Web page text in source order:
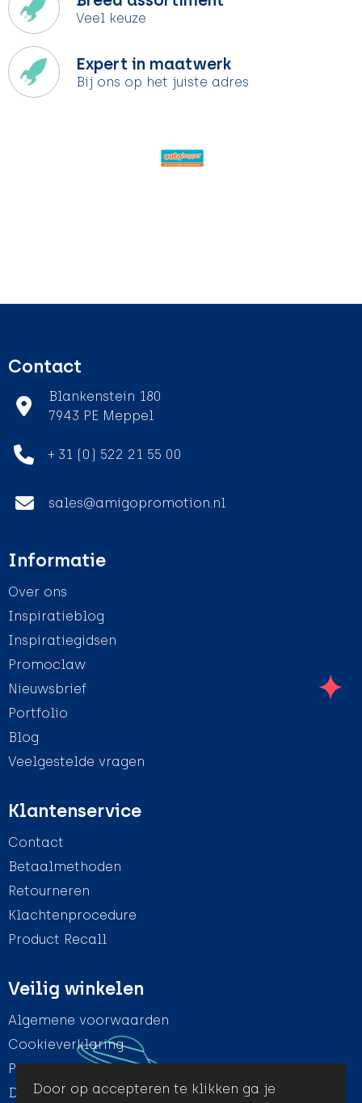
Veel keuze
Expert in maatwerk
Bij ons op het juiste adres
Contact
Blankenstein 180
7943 PE Meppel
+ 31 (0) 522 21 55 00
sales@amigopromotion.nl
Informatie
Over ons
Inspiratieblog
Inspiratiegidsen
Promoclaw
Nieuwsbrief
Portfolio
Blog
Veelgestelde vragen
Klantenservice
Contact
Betaalmethoden
Retourneren
Klachtenprocedure
Product Recall
Veilig winkelen
Algemene voorwaarden
Cookieverklaring
Privacyverklaring
Disclaimer
Door op accepteren te klikken ga je